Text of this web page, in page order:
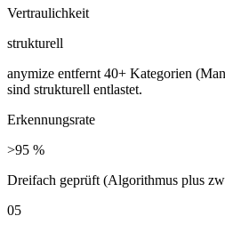
Vertraulichkeit
strukturell
anymize entfernt 40+ Kategorien
sind strukturell entlastet.
Erkennungsrate
>95 %
Dreifach geprüft (Algorithmus plus
05